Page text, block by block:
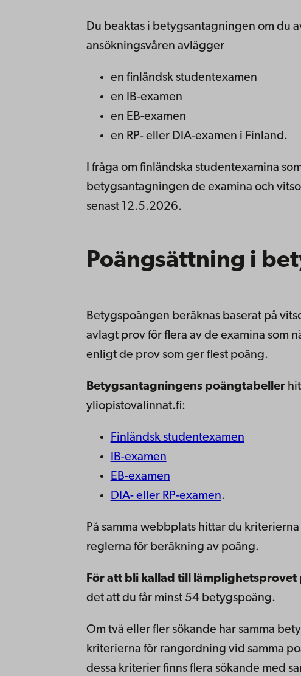
Du beaktas i betygsantagningen om du
ansökningsvåren avlägger
en finländsk studentexamen
en IB-examen
en EB-examen
en RP- eller DIA-examen i Finland.
I fråga om finländska studentexamina
betygsantagningen de examina och
senast 12.5.2026.
Poängsättning i
Betygspoängen beräknas baserat på
avlagt prov för flera av de examina som
enligt de prov som ger flest poäng.
Betygsantagningens poängtabeller
yliopistovalinnat.fi:
Finländsk studentexamen
IB-examen
EB-examen
DIA- eller RP-examen.
På samma webbplats hittar du
reglerna för beräkning av poäng.
För att bli kallad till lämplighetsprovet
det att du får minst 54 betygspoäng.
Om två eller fler sökande har samma
kriterierna för rangordning vid samma
dessa kriterier finns flera sökande med